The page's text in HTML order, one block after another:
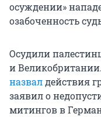
осуждении»
озабоченность
Осудили
и
назвалдействия
заявил о
митингов в